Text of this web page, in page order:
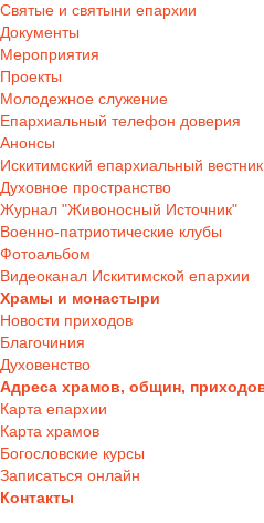
Святые и святыни епархии
Документы
Мероприятия
Проекты
Молодежное служение
Епархиальный телефон доверия
Анонсы
Искитимский епархиальный вестник
Духовное пространство
Журнал "Живоносный Источник"
Военно-патриотические клубы
Фотоальбом
Видеоканал Искитимской епархии
Храмы и монастыри
Новости приходов
Благочиния
Духовенство
Адреса храмов, общин,
Карта епархии
Карта храмов
Богословские курсы
Записаться онлайн
Контакты